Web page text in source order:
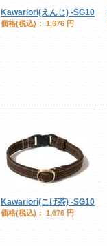
Kawariori(えんじ) -SG10
価格(税込)： 1,676 円
Kawariori(こげ茶) -SG10
価格(税込)： 1,676 円